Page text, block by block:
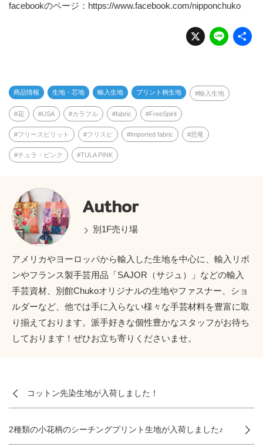
facebookのページ： https://www.facebook.com/nipponchuko
X Li
n
商品情報 生地・芯地 輸入生地 プリント柄生地 輸入生地
花 USA カラフル fabric FreeSpirit
フリースピリット フリスピ Imported fabric 恐竜
チュラ・ピンク TULA PINK
Author
別1F売り場
アメリカやヨーロッパから輸入した生地を中心に、輸入リボ
ンやフランス製手芸用品「SAJOR（サジュ）」などの輸入
手芸資材、別館Chukoオリジナルの生地やファスナー、ショ
ルダーなど、他では手に入らない様々な手芸材料を豊富に取
り揃えております。派手好きな個性豊かなスタッフがお待ち
しております！ぜひお立ち寄りくださいませ。
コットン先染生地が入荷しました！
2種類の小花柄のシーチングプリント生地が入荷しました♪